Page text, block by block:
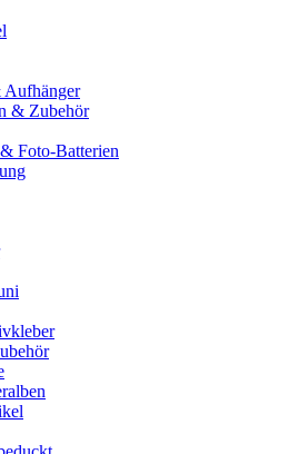
Aufhänger
& Zubehör
Foto-Batterien